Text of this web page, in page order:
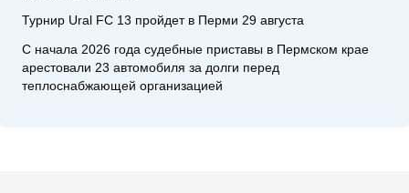
Турнир Ural FC 13 пройдет в Перми 29 августа
С начала 2026 года судебные приставы в Пермском крае
арестовали 23 автомобиля за долги перед
теплоснабжающей организацией